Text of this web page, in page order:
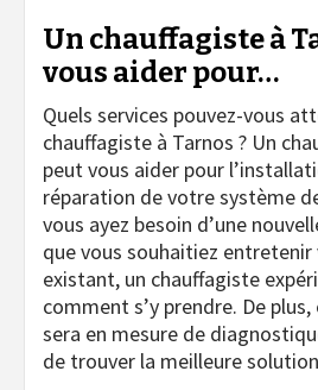
Un chauffagiste à
vous aider pour…
Quels services pouvez-vous
chauffagiste à Tarnos ? Un
peut vous aider pour
réparation de votre système
vous ayez besoin d’une
que vous souhaitiez
existant, un chauffagiste
comment s’y prendre. De plus,
sera en mesure de
de trouver la meilleure